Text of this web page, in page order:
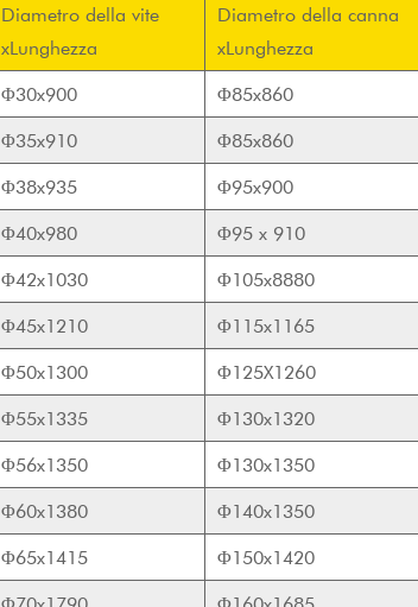
Diametro della vite
xLunghezza
Diametro della canna
xLunghezza
Φ30x900 Φ85x860
Φ35x910 Φ85x860
Φ38x935 Φ95x900
Φ40x980 Φ95 x 910
Φ42x1030 Φ105x8880
Φ45x1210 Φ115x1165
Φ50x1300 Φ125X1260
Φ55x1335 Φ130x1320
Φ56x1350 Φ130x1350
Φ60x1380 Φ140x1350
Φ65x1415 Φ150x1420